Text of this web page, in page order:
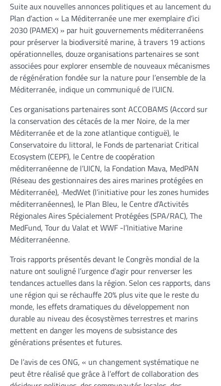
Suite aux nouvelles annonces politiques et au lancement du
Plan d’action « La Méditerranée une mer exemplaire d’ici
2030 (PAMEX) » par huit gouvernements méditerranéens
pour préserver la biodiversité marine, à travers 19 actions
opérationnelles, douze organisations partenaires se sont
associées pour explorer ensemble de nouveaux mécanismes
de régénération fondée sur la nature pour l’ensemble de la
Méditerranée, indique un communiqué de l’UICN.
Ces organisations partenaires sont ACCOBAMS (Accord sur
la conservation des cétacés de la mer Noire, de la mer
Méditerranée et de la zone atlantique contiguë), le
Conservatoire du littoral, le Fonds de partenariat Critical
Ecosystem (CEPF), le Centre de coopération
méditerranéenne de l’UICN, la Fondation Mava, MedPAN
(Réseau des gestionnaires des aires marines protégées en
Méditerranée), ·MedWet (l’initiative pour les zones humides
méditerranéennes), le Plan Bleu, le Centre d’Activités
Régionales Aires Spécialement Protégées (SPA/RAC), The
MedFund, Tour du Valat et WWF -I’Initiative Marine
Méditerranéenne.
Trois rapports présentés devant le Congrès mondial de la
nature ont souligné l’urgence d’agir pour renverser les
tendances actuelles dans la région. Selon ces rapports, dans
une région qui se réchauffe 20% plus vite que le reste du
monde, les effets dramatiques du développement non
durable au niveau des écosystèmes terrestres et marins
mettent en danger les moyens de subsistance des
générations présentes et futures.
De l’avis de ces ONG, « un changement systématique ne
peut être réalisé que grâce à l’effort de collaboration des